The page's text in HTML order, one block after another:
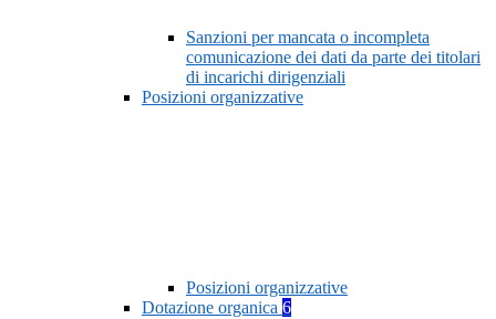
Sanzioni per mancata o incompleta
comunicazione dei dati da parte dei titolari
di incarichi dirigenziali
Posizioni organizzative
Posizioni organizzative
Dotazione organica 6